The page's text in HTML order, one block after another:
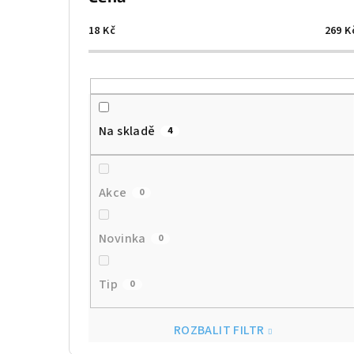
18 Kč 269
Na skladě 4
Akce 0
Novinka 0
Tip 0
ROZBALIT FILTR